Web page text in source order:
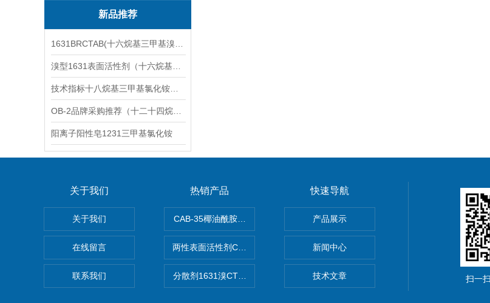
新品推荐
阳离子阳性皂1231三甲基氯化铵
关于我们
关于我们
在线留言
联系我们
热销产品
CAB-35椰油酰胺丙基甜菜碱
两性表面活性剂CAB-30椰油酰胺基丙基甜菜碱
分散剂1631溴CTAB（十六烷基三甲基溴化铵）
快速导航
产品展示
新闻中心
技术文章 扫一